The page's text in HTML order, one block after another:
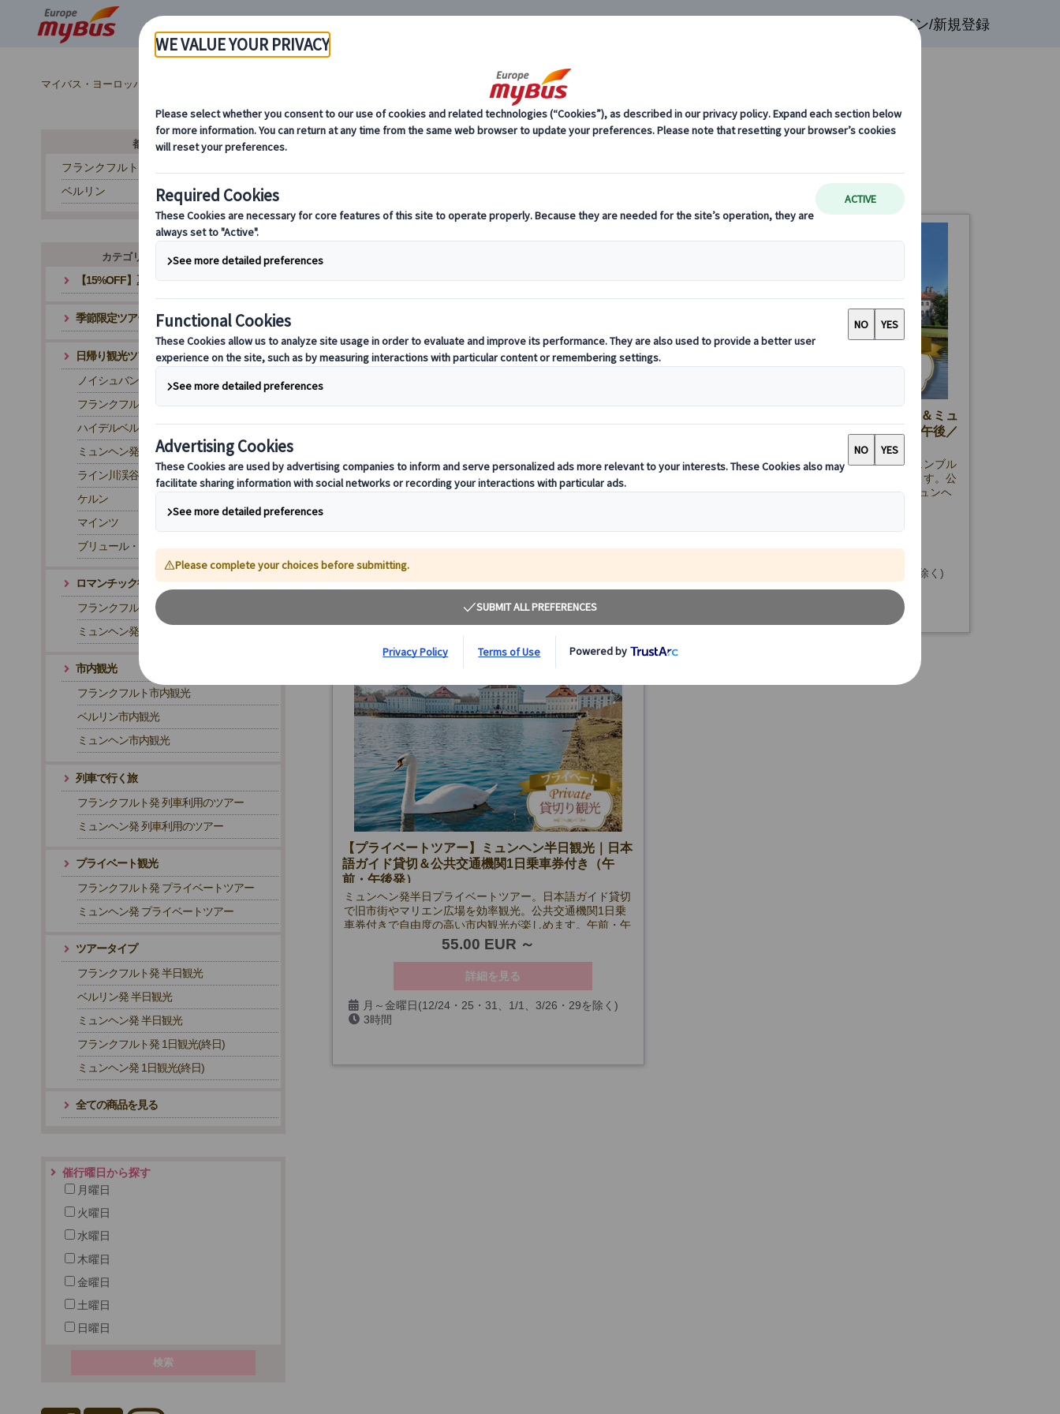
ログイン/新規登録
マイバス・ヨーロッパ
ミュンヘン半日プライベート観光ツアー。レジデンツ宮殿
と旧市街を日本語ガイド付きで効率よく巡ります。公共交
通機関1日乗車券付き＆ホテル発着で安心のミュンヘン観
月～金曜日(12/24・25・31、1/1、3/26・29を除く)
3時間
【プライベートツアー】ニンフェンブルク城＆ミュ
ンヘン半日観光｜日本語ガイド付き（午前・午後／
ミュンヘン半日プライベート観光ツアー。ニンフェンブル
ク城と旧市街を日本語ガイド付きで効率よく巡ります。公
共交通機関1日乗車券付き＆ホテル発着で安心のミュンヘ
月～金曜日(12/24・25・31、1/1、3/26・29を除く)
3時間
【プライベートツアー】ミュンヘン半日観光｜日本
語ガイド貸切＆公共交通機関1日乗車券付き（午
前・午後発）
ミュンヘン発半日プライベートツアー。日本語ガイド貸切
で旧市街やマリエン広場を効率観光。公共交通機関1日乗
車券付きで自由度の高い市内観光が楽しめます。午前・午
55.00 EUR
詳細を見る
月～金曜日(12/24・25・31、1/1、3/26・29を除く)
3時間
都市から探す
フランクフルト
ベルリン
カテゴリ・テーマから探す
【15%OFF】夏旅応援キャンペーン
季節限定ツアー
日帰り観光ツアー
ノイシュバンシュタイン城
フランクフルト発 ローテンブルク
ハイデルベルク
ミュンヘン発 ローテンブルク
ライン川渓谷
ケルン
マインツ
ブリュール・アウグストゥスブルク城
ロマンチック街道
フランクフルト発 ロマンチック街道ツアー
ミュンヘン発 ロマンチック街道ツアー
市内観光
フランクフルト市内観光
ベルリン市内観光
ミュンヘン市内観光
列車で行く旅
フランクフルト発 列車利用のツアー
ミュンヘン発 列車利用のツアー
プライベート観光
フランクフルト発 プライベートツアー
ミュンヘン発 プライベートツアー
ツアータイプ
フランクフルト発 半日観光
ベルリン発 半日観光
ミュンヘン発 半日観光
フランクフルト発 1日観光(終日)
ミュンヘン発 1日観光(終日)
全ての商品を見る
催行曜日から探す
月曜日
火曜日
水曜日
木曜日
金曜日
土曜日
日曜日